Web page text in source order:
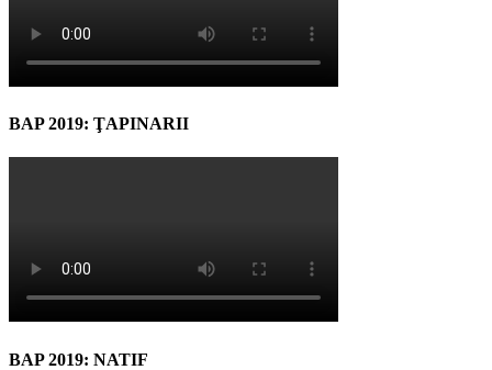
BAP 2019: ŢAPINARII
BAP 2019: NATIF